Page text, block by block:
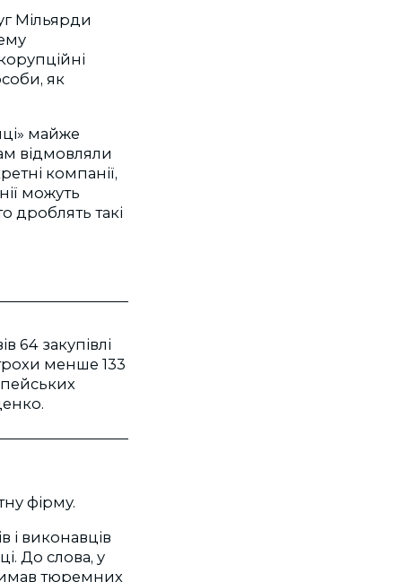
Мільярди
як
майже
відмовляли
компанії,
можуть
дроблять такі
64 закупівлі
менше 133
фірму.
і виконавців
До слова, у
тюремних